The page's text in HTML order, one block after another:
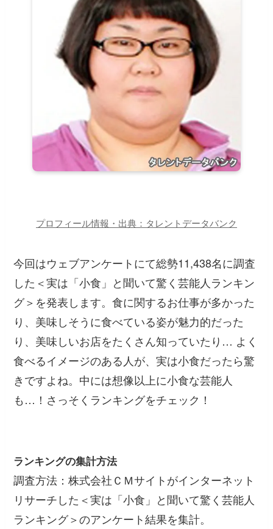
プロフィール情報・出典：タレントデータバンク
今回はウェブアンケートにて総勢11,438名に調査
した＜実は「小食」と聞いて驚く芸能人ランキン
グ＞を発表します。食に関するお仕事が多かった
り、美味しそうに食べている姿が魅力的だった
り、美味しいお店をたくさん知っていたり… よく
食べるイメージのある人が、実は小食だったら驚
きですよね。中には想像以上に小食な芸能人
も…！さっそくランキングをチェック！
ランキングの集計方法
調査方法：株式会社ＣＭサイトがインターネット
リサーチした＜実は「小食」と聞いて驚く芸能人
ランキング＞のアンケート結果を集計。